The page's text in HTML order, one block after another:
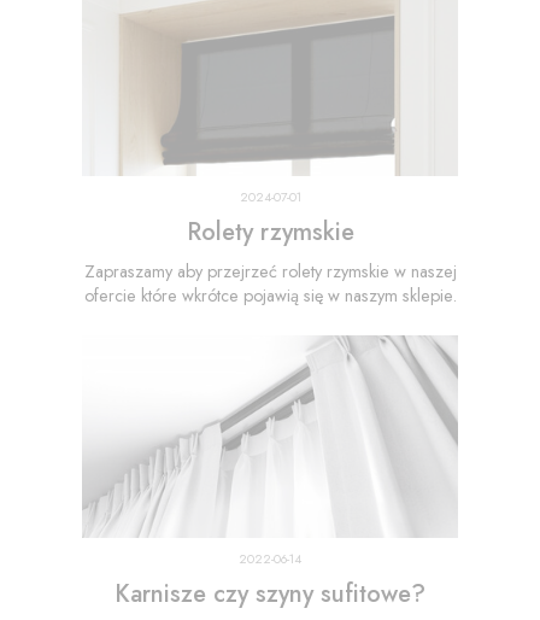
2024-07-01
Rolety rzymskie
Zapraszamy aby przejrzeć rolety rzymskie w naszej
ofercie które wkrótce pojawią się w naszym sklepie.
2022-06-14
Karnisze czy szyny sufitowe?